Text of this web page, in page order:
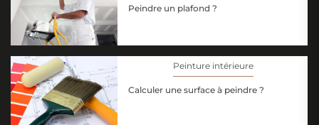
intérieures. Les produits proposés conviennent
aussi bien aux projets de rénovation qu’aux
constructions neuves.
PEINTURE MUR INTÉRIEUR : UNE
SOLUTION ADAPTÉE À CHAQUE
PIÈCE
Peindre un plafond ?
Peinture intérieure
Calculer une surface à peindre ?